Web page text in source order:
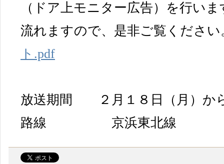
（ドア上モニター広告）を行い
流れますので、是非ご覧ください
ト.pdf
放送期間 ２月１８日（月）か
路線 京浜東北線